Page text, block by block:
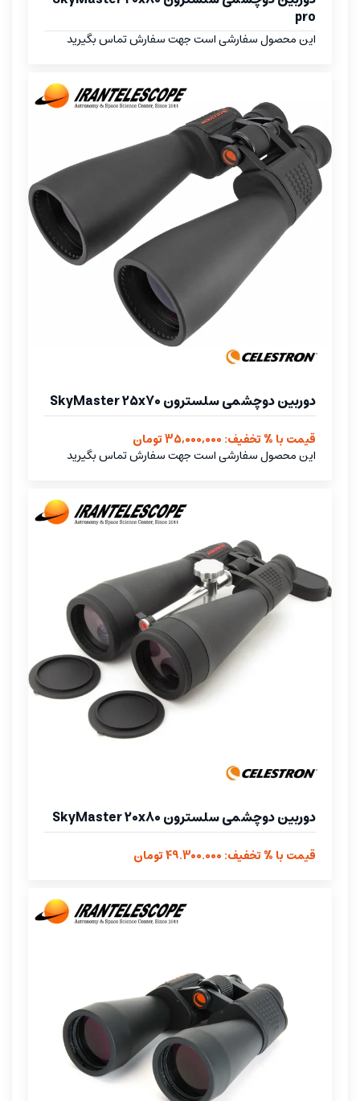
pro
این محصول سفارشی است جهت سفارش تماس بگیرید
دوربین دوچشمی سلسترون SkyMaster 25x70
قیمت با % تخفیف: 35,000,000 تومان
این محصول سفارشی است جهت سفارش تماس بگیرید
دوربین دوچشمی سلسترون SkyMaster 20x80
قیمت با % تخفیف: 49.300.000 تومان